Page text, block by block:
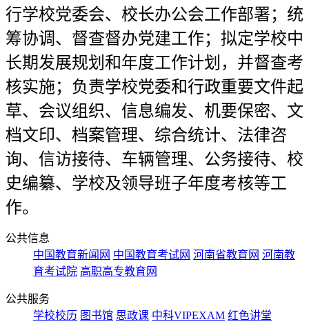
行学校党委会、校长办公会工作部署；统
筹协调、督查督办党建工作；拟定学校中
长期发展规划和年度工作计划，并督查考
核实施；负责学校党委和行政重要文件起
草、会议组织、信息编发、机要保密、文
档文印、档案管理、综合统计、法律咨
询、信访接待、车辆管理、公务接待、校
史编纂、学校及领导班子年度考核等工
作。
公共信息
中国教育新闻网 中国教育考试网 河南省教育网 河南教
育考试院 高职高专教育网
公共服务
学校校历 图书馆 思政课 中科VIPEXAM 红色讲堂